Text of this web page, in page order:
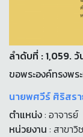
ลำดับที่ : 1,059.
ขอพระองค์ทรงพร
นายพศวีร์ ศิริส
ตำแหน่ง: อาจารย์
หน่วยงาน : สาขา